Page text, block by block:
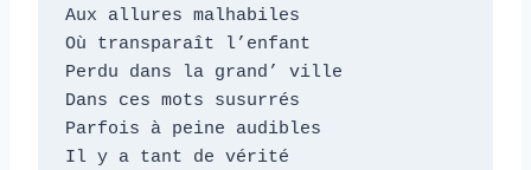
Aux allures malhabiles
Où transparaît l’enfant
Perdu dans la grand’ ville
Dans ces mots susurrés
Parfois à peine audibles
Il y a tant de vérité